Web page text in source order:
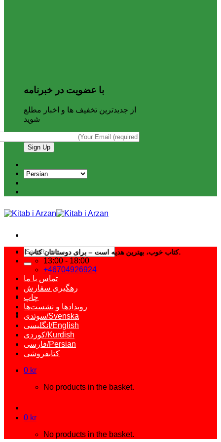
با عضویت در خبرنامه
از جدیدترین تخفیف ها و اخبار مطلع
شوید
کتاب خوب، بهترین هدیه است – برای دوستانتان کتاب انتخاب کنید.
13:00 - 18:00
+46704926924
Search
for:
تماس با ما
رهگیری سفارش
چاپ
رویدادها و نشست‌ها
سوئدی/Svenska
انگلیسی/English
کوردی/Kurdish
فارسی/Persian
کتابفروشی
0 kr
No products in the basket.
0 kr
No products in the basket.